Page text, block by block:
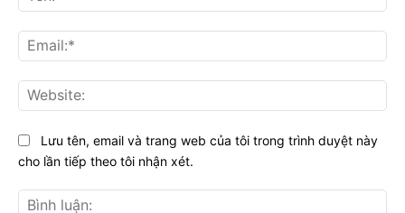
Lưu tên, email và trang web của tôi trong trình duyệt này
cho lần tiếp theo tôi nhận xét.